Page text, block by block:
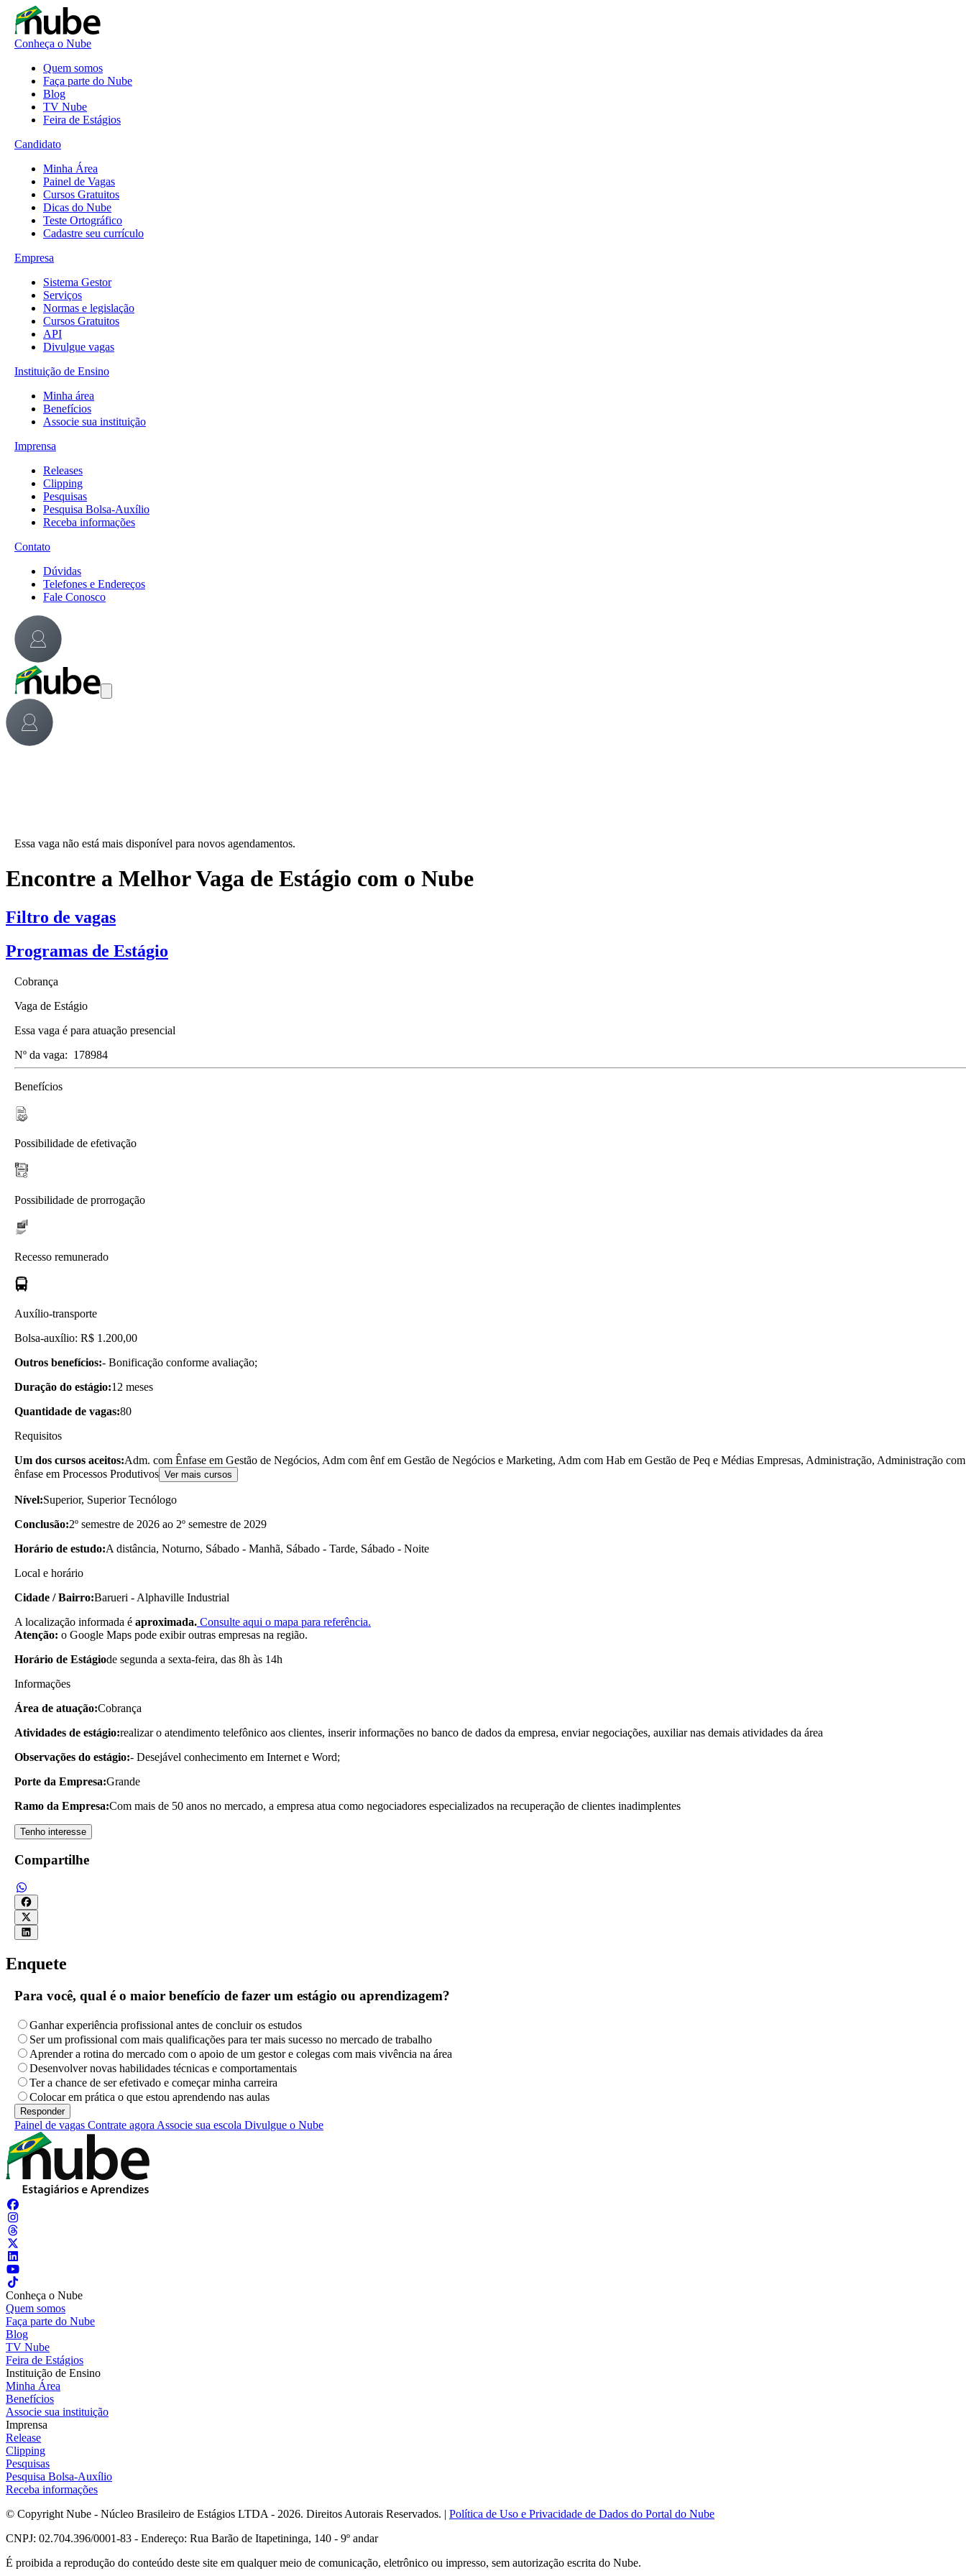
Conheça o Nube
Quem somos
Faça parte do Nube
Blog
TV Nube
Feira de Estágios
Candidato
Minha Área
Painel de Vagas
Cursos Gratuitos
Dicas do Nube
Teste Ortográfico
Cadastre seu currículo
Empresa
Sistema Gestor
Serviços
Normas e legislação
Cursos Gratuitos
API
Divulgue vagas
Instituição de Ensino
Minha área
Benefícios
Associe sua instituição
Imprensa
Releases
Clipping
Pesquisas
Pesquisa Bolsa-Auxílio
Receba informações
Contato
Dúvidas
Telefones e Endereços
Fale Conosco
Essa vaga não está mais disponível para novos agendamentos.
Encontre a Melhor Vaga de Estágio com o Nube
Filtro de vagas
Programas de Estágio
Cobrança
Vaga de Estágio
Essa vaga é para atuação presencial
Nº da vaga: 178984
Benefícios
Possibilidade de efetivação
Possibilidade de prorrogação
Recesso remunerado
Auxílio-transporte
Bolsa-auxílio: R$ 1.200,00
Outros benefícios:- Bonificação conforme avaliação;
Duração do estágio:12 meses
Quantidade de vagas:80
Requisitos
Um dos cursos aceitos:Adm. com Ênfase em Gestão de Negócios, Adm com ênf em Gestão de Negócios e Marketing, Adm com Hab em Gestão de Peq e Médias Empresas, Administração, Administração com
ênfase em Processos Produtivos Ver mais cursos
Nível:Superior, Superior Tecnólogo
Conclusão:2º semestre de 2026 ao 2º semestre de 2029
Horário de estudo:A distância, Noturno, Sábado - Manhã, Sábado - Tarde, Sábado - Noite
Local e horário
Cidade / Bairro:Barueri - Alphaville Industrial
A localização informada é aproximada. Consulte aqui o mapa para referência.
Atenção: o Google Maps pode exibir outras empresas na região.
Horário de Estágiode segunda a sexta-feira, das 8h às 14h
Informações
Área de atuação:Cobrança
Atividades de estágio:realizar o atendimento telefônico aos clientes, inserir informações no banco de dados da empresa, enviar negociações, auxiliar nas demais atividades da área
Observações do estágio:- Desejável conhecimento em Internet e Word;
Porte da Empresa:Grande
Ramo da Empresa:Com mais de 50 anos no mercado, a empresa atua como negociadores especializados na recuperação de clientes inadimplentes
Tenho interesse
Compartilhe
Enquete
Para você, qual é o maior benefício de fazer um estágio ou aprendizagem?
Ganhar experiência profissional antes de concluir os estudos
Ser um profissional com mais qualificações para ter mais sucesso no mercado de trabalho
Aprender a rotina do mercado com o apoio de um gestor e colegas com mais vivência na área
Desenvolver novas habilidades técnicas e comportamentais
Ter a chance de ser efetivado e começar minha carreira
Colocar em prática o que estou aprendendo nas aulas
Painel de vagas Contrate agora Associe sua escola Divulgue o Nube
Conheça o Nube
Quem somos
Faça parte do Nube
Blog
TV Nube
Feira de Estágios
Instituição de Ensino
Minha Área
Benefícios
Associe sua instituição
Imprensa
Release
Clipping
Pesquisas
Pesquisa Bolsa-Auxílio
Receba informações
© Copyright Nube - Núcleo Brasileiro de Estágios LTDA - 2026. Direitos Autorais Reservados. | Política de Uso e Privacidade de Dados do Portal do Nube
CNPJ: 02.704.396/0001-83 - Endereço: Rua Barão de Itapetininga, 140 - 9º andar
É proibida a reprodução do conteúdo deste site em qualquer meio de comunicação, eletrônico ou impresso, sem autorização escrita do Nube.